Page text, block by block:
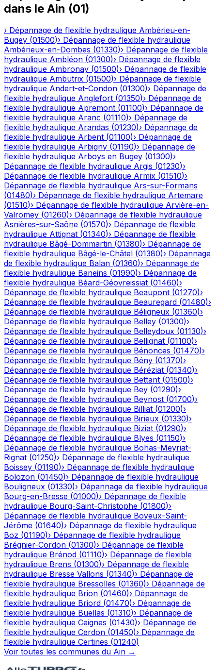
dans le Ain (01)
› Dépannage de flexible hydraulique Ambérieu-en-
Bugey (01500)› Dépannage de flexible hydraulique
Ambérieux-en-Dombes (01330)› Dépannage de flexible
hydraulique Ambléon (01300)› Dépannage de flexible
hydraulique Ambronay (01500)› Dépannage de flexible
hydraulique Ambutrix (01500)› Dépannage de flexible
hydraulique Andert-et-Condon (01300)› Dépannage de
flexible hydraulique Anglefort (01350)› Dépannage de
flexible hydraulique Apremont (01100)› Dépannage de
flexible hydraulique Aranc (01110)› Dépannage de
flexible hydraulique Arandas (01230)› Dépannage de
flexible hydraulique Arbent (01100)› Dépannage de
flexible hydraulique Arbigny (01190)› Dépannage de
flexible hydraulique Arboys en Bugey (01300)›
Dépannage de flexible hydraulique Argis (01230)›
Dépannage de flexible hydraulique Armix (01510)›
Dépannage de flexible hydraulique Ars-sur-Formans
(01480)› Dépannage de flexible hydraulique Artemare
(01510)› Dépannage de flexible hydraulique Arvière-en-
Valromey (01260)› Dépannage de flexible hydraulique
Asnières-sur-Saône (01570)› Dépannage de flexible
hydraulique Attignat (01340)› Dépannage de flexible
hydraulique Bâgé-Dommartin (01380)› Dépannage de
flexible hydraulique Bâgé-le-Châtel (01380)› Dépannage
de flexible hydraulique Balan (01360)› Dépannage de
flexible hydraulique Baneins (01990)› Dépannage de
flexible hydraulique Béard-Géovreissiat (01460)›
Dépannage de flexible hydraulique Beaupont (01270)›
Dépannage de flexible hydraulique Beauregard (01480)›
Dépannage de flexible hydraulique Béligneux (01360)›
Dépannage de flexible hydraulique Belley (01300)›
Dépannage de flexible hydraulique Belleydoux (01130)›
Dépannage de flexible hydraulique Bellignat (01100)›
Dépannage de flexible hydraulique Bénonces (01470)›
Dépannage de flexible hydraulique Bény (01370)›
Dépannage de flexible hydraulique Béréziat (01340)›
Dépannage de flexible hydraulique Bettant (01500)›
Dépannage de flexible hydraulique Bey (01290)›
Dépannage de flexible hydraulique Beynost (01700)›
Dépannage de flexible hydraulique Billiat (01200)›
Dépannage de flexible hydraulique Birieux (01330)›
Dépannage de flexible hydraulique Biziat (01290)›
Dépannage de flexible hydraulique Blyes (01150)›
Dépannage de flexible hydraulique Bohas-Meyriat-
Rignat (01250)› Dépannage de flexible hydraulique
Boissey (01190)› Dépannage de flexible hydraulique
Bolozon (01450)› Dépannage de flexible hydraulique
Bouligneux (01330)› Dépannage de flexible hydraulique
Bourg-en-Bresse (01000)› Dépannage de flexible
hydraulique Bourg-Saint-Christophe (01800)›
Dépannage de flexible hydraulique Boyeux-Saint-
Jérôme (01640)› Dépannage de flexible hydraulique
Boz (01190)› Dépannage de flexible hydraulique
Brégnier-Cordon (01300)› Dépannage de flexible
hydraulique Brénod (01110)› Dépannage de flexible
hydraulique Brens (01300)› Dépannage de flexible
hydraulique Bresse Vallons (01340)› Dépannage de
flexible hydraulique Bressolles (01360)› Dépannage de
flexible hydraulique Brion (01460)› Dépannage de
flexible hydraulique Briord (01470)› Dépannage de
flexible hydraulique Buellas (01310)› Dépannage de
flexible hydraulique Ceignes (01430)› Dépannage de
flexible hydraulique Cerdon (01450)› Dépannage de
flexible hydraulique Certines (01240)
Voir toutes les communes du Ain →